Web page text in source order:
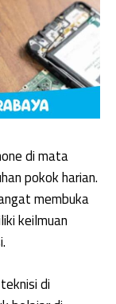
di mata
pokok harian.
membuka
keilmuan
di